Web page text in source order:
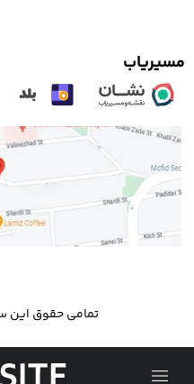
مسیریاب
تمامی حقوق این